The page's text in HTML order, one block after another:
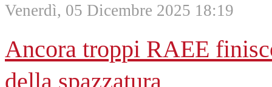
Venerdì, 05 Dicembre 2025 18:19
Ancora troppi RAEE
della spazzatura